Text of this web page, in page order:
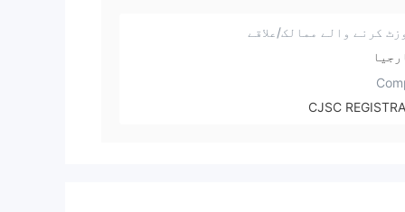
کرنے والے ممالک/علاقے
CJSC